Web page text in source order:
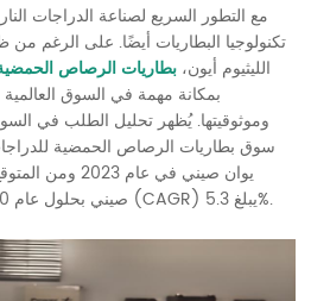
مع التطور السريع لصناعة الدراجات
تكنولوجيا البطاريات أيضًا. على الرغم من
الليثيوم أيون، بطاريات الرصاص الحمضية
بمكانة مهمة في السوق العالمية
صيني بحلول عام 2030، بمعدل نمو سنوي مركب (CAGR) يبلغ 5.3%.